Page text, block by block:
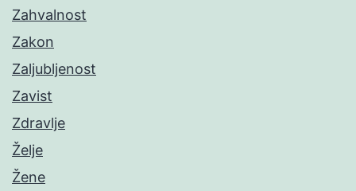
Zahvalnost
Zakon
Zaljubljenost
Zavist
Zdravlje
Želje
Žene